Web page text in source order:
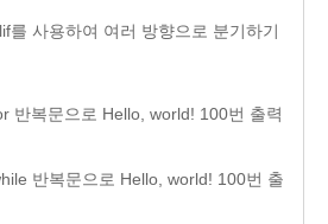
를 사용하여 여러 방향으로 분기하기
반복문으로 Hello, world! 100번 출력
반복문으로 Hello, world! 100번 출